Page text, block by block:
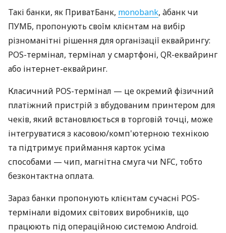
Такі банки, як ПриватБанк, monobank, àбанк чи
ПУМБ, пропонують своїм клієнтам на вибір
різноманітні рішення для організації еквайрингу:
POS-термінал, термінал у смартфоні, QR-еквайринг
або інтернет-еквайринг.
Класичний POS-термінал — це окремий фізичний
платіжний пристрій з вбудованим принтером для
чеків, який встановлюється в торговій точці, може
інтегруватися з касовою/комп'ютерною технікою
та підтримує приймання карток усіма
способами — чип, магнітна смуга чи NFC, тобто
безконтактна оплата.
Зараз банки пропонують клієнтам сучасні POS-
термінали відомих світових виробників, що
працюють під операційною системою Android.